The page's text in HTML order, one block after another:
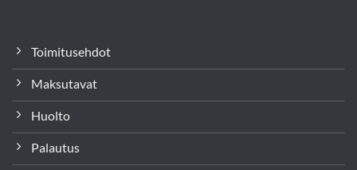
Toimitusehdot
Maksutavat
Huolto
Palautus